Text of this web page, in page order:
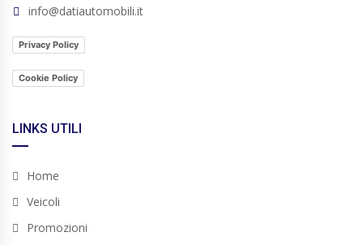
info@datiautomobili.it
Privacy Policy
Cookie Policy
LINKS UTILI
Home
Veicoli
Promozioni